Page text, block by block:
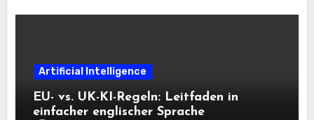
Artificial Intelligence
EU- vs. UK-KI-Regeln: Leitfaden in
einfacher englischer Sprache